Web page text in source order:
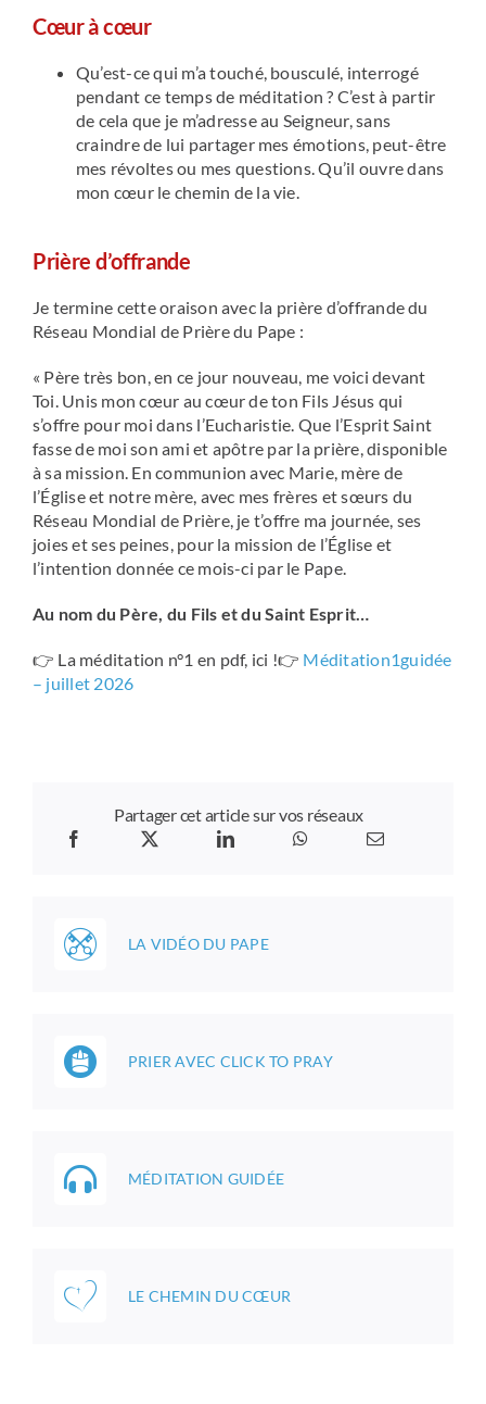
Cœur à cœur
Qu’est-ce qui m’a touché, bousculé, interrogé
pendant ce temps de méditation ? C’est à partir
de cela que je m’adresse au Seigneur, sans
craindre de lui partager mes émotions, peut-être
mes révoltes ou mes questions. Qu’il ouvre dans
mon cœur le chemin de la vie.
Prière d’offrande
Je termine cette oraison avec la prière d’offrande du
Réseau Mondial de Prière du Pape :
« Père très bon, en ce jour nouveau, me voici devant
Toi. Unis mon cœur au cœur de ton Fils Jésus qui
s’offre pour moi dans l’Eucharistie. Que l’Esprit Saint
fasse de moi son ami et apôtre par la prière, disponible
à sa mission. En communion avec Marie, mère de
l’Église et notre mère, avec mes frères et sœurs du
Réseau Mondial de Prière, je t’offre ma journée, ses
joies et ses peines, pour la mission de l’Église et
l’intention donnée ce mois-ci par le Pape.
Au nom du Père, du Fils et du Saint Esprit…
👉 La méditation n°1 en pdf, ici !👉 Méditation1guidée
– juillet 2026
Partager cet article sur vos réseaux
LA VIDÉO DU PAPE
PRIER AVEC CLICK TO PRAY
MÉDITATION GUIDÉE
LE CHEMIN DU CŒUR